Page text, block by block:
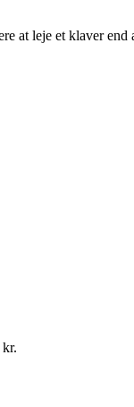
at leje et klaver